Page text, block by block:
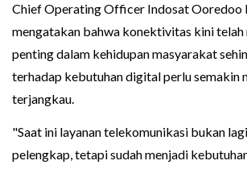
Chief Operating Officer Indosat Ooredoo
mengatakan bahwa konektivitas kini telah
penting dalam kehidupan masyarakat
terhadap kebutuhan digital perlu semakin
terjangkau.
"Saat ini layanan telekomunikasi bukan
pelengkap, tetapi sudah menjadi